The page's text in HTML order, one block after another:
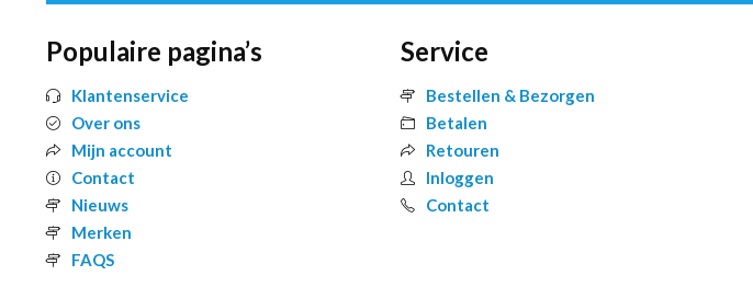
Populaire pagina’s
Klantenservice
Over ons
Mijn account
Contact
Nieuws
Merken
FAQS
Service
Bestellen & Bezorgen
Betalen
Retouren
Inloggen
Contact